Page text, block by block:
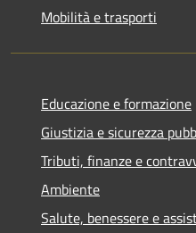
Mobilità e trasporti
Educazione e formazione
Giustizia e sicurezza
Tributi, finanze e
Ambiente
Salute, benessere e